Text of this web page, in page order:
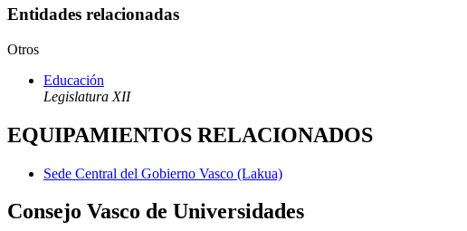
Entidades relacionadas
Otros
Educación
Legislatura XII
EQUIPAMIENTOS RELACIONADOS
Sede Central del Gobierno Vasco (Lakua)
Consejo Vasco de Universidades